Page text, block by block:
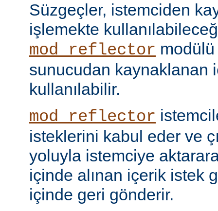
Süzgeçler, istemciden
işlemekte
mod_reflector modülü
sunucudan kaynaklanan
kullanılabilir.
mod_reflector
isteklerini kabul eder ve
yoluyla istemciye
içinde alınan içerik istek
içinde geri gönderir.